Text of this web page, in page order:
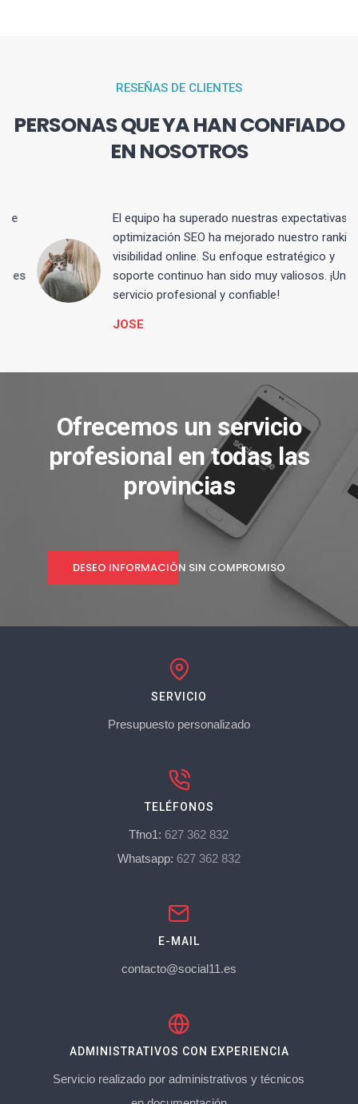
RESEÑAS DE CLIENTES
PERSONAS QUE YA HAN CONFIADO
EN NOSOTROS
El equipo ha superado nuestras expectativas. La
optimización SEO ha mejorado nuestro ranking y
visibilidad online. Su enfoque estratégico y
soporte continuo han sido muy valiosos. ¡Un
servicio profesional y confiable!
JOSE
Ofrecemos un servicio
profesional en todas las
provincias
DESEO INFORMACIÓN SIN COMPROMISO
SERVICIO
Presupuesto personalizado
TELÉFONOS
Tfno1: 627 362 832
Whatsapp: 627 362 832
E-MAIL
contacto@social11.es
ADMINISTRATIVOS CON EXPERIENCIA
Servicio realizado por administrativos y técnicos